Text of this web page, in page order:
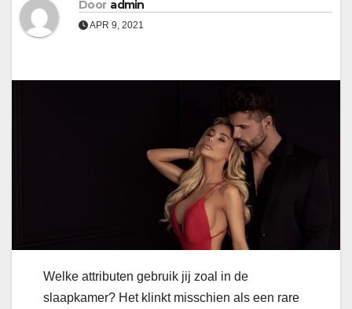
Door admin
APR 9, 2021
Welke attributen gebruik jij zoal in de
slaapkamer? Het klinkt misschien als een rare